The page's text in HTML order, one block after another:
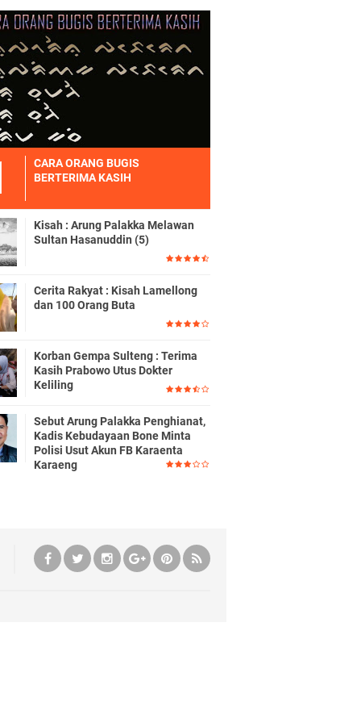
CARA ORANG BUGIS
BERTERIMA KASIH
Kisah : Arung Palakka Melawan
Sultan Hasanuddin (5)
Cerita Rakyat : Kisah Lamellong
dan 100 Orang Buta
Korban Gempa Sulteng : Terima
Kasih Prabowo Utus Dokter
Keliling
Sebut Arung Palakka Penghianat,
Kadis Kebudayaan Bone Minta
Polisi Usut Akun FB Karaenta
Karaeng